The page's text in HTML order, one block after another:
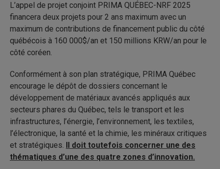
L’appel de projet conjoint PRIMA QUÉBEC-NRF 2025
financera deux projets pour 2 ans maximum avec un
maximum de contributions de financement public du côté
québécois à 160 000$/an et 150 millions KRW/an pour le
côté coréen.
Conformément à son plan stratégique, PRIMA Québec
encourage le dépôt de dossiers concernant le
développement de matériaux avancés appliqués aux
secteurs phares du Québec, tels le transport et les
infrastructures, l’énergie, l’environnement, les textiles,
l’électronique, la santé et la chimie, les minéraux critiques
et stratégiques. Il doit toutefois concerner une des
thématiques d’une des quatre zones d’innovation.